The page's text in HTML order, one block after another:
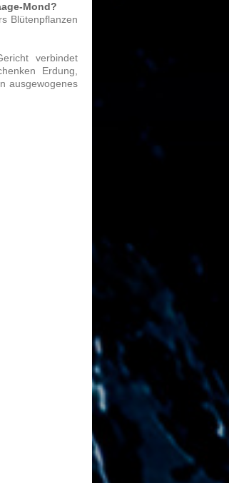
Mond?
Blütenpflanzen
verbindet
Erdung,
ausgewogenes